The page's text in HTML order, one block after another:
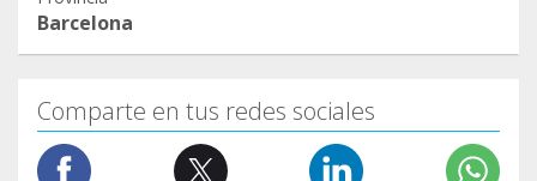
Barcelona
Comparte en tus redes sociales